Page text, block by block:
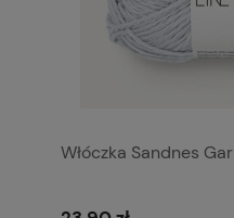
Włóczka Sandnes